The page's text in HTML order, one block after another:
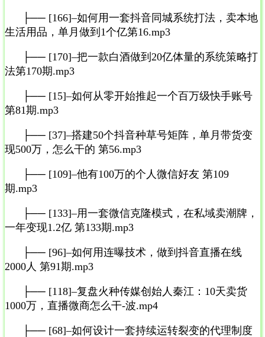
├── [166]–如何用一套抖音同城系统打法，卖本地
生活用品，单月做到1个亿第16.mp3
├── [170]–把一款白酒做到20亿体量的系统策略打
法第170期.mp3
├── [15]–如何从零开始推起一个百万级快手账号
第81期.mp3
├── [37]–搭建50个抖音种草号矩阵，单月带货变
现500万，怎么干的 第56.mp3
├── [109]–他有100万的个人微信好友 第109
期.mp3
├── [133]–用一套微信克隆模式，在私域卖潮牌，
一年变现1.2亿 第133期.mp3
├── [96]–如何用连曝技术，做到抖音直播在线
2000人 第91期.mp3
├── [118]–复盘火种传媒创始人秦江：10天卖货
1000万，直播微商怎么干-波.mp4
├── [68]–如何设计一套持续运转裂变的代理制度